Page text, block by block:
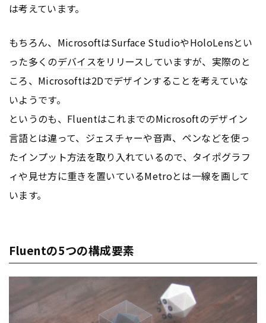
は考えています。
もちろん、MicrosoftはSurface StudioやHoloLensとい
った多くのデバイスをリリースしていますが、実際のと
ころ、Microsoftは2Dでデザインすることを考えていな
いようです。
というのも、FluentはこれまでのMicrosoftのデザイン
言語とは違って、ジェスチャーや音声、ペンなどを使っ
たインプット方法を取り入れているので、タイポグラフ
ィや見せ方に重きを置いているMetroとは一線を画して
います。
Fluentの5つの構成要素